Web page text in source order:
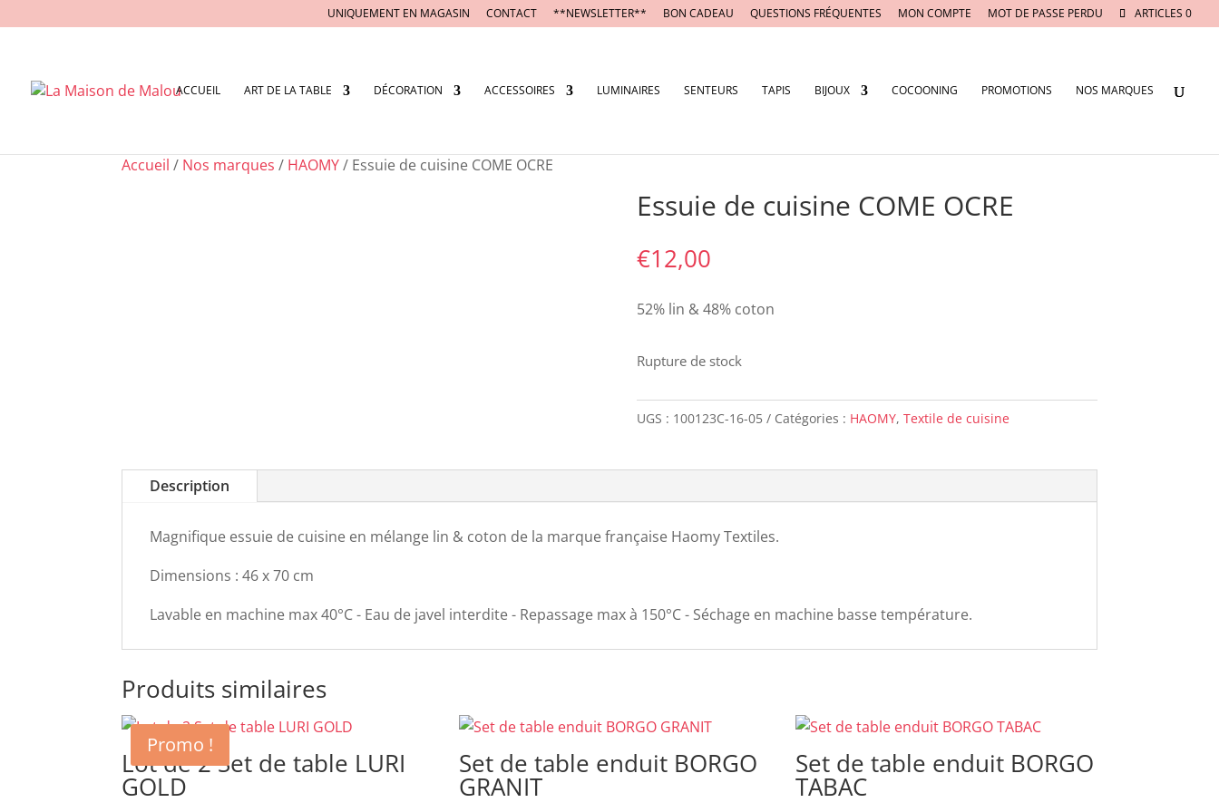
UNIQUEMENT EN MAGASIN CONTACT **NEWSLETTER** BON CADEAU QUESTIONS FRÉQUENTES MON COMPTE MOT DE PASSE PERDU ARTICLES 0
ACCUEIL ART DE LA TABLE DÉCORATION ACCESSOIRES LUMINAIRES SENTEURS TAPIS BIJOUX COCOONING PROMOTIONS NOS MARQUES
Accueil / Nos marques / HAOMY/ Essuie de cuisine COME OCRE
Essuie de cuisine COME OCRE
€12,00
52% lin & 48% coton
Rupture de stock
UGS : 100123C-16-05 Catégories : HAOMY, Textile de cuisine
Description
Magnifique essuie de cuisine en mélange lin & coton de la marque française Haomy Textiles.
Dimensions : 46 x 70 cm
Lavable en machine max 40°C - Eau de javel interdite - Repassage max à 150°C - Séchage en machine basse température.
Produits similaires
Promo !
Lot de 2 Set de table LURI
GOLD
Set de table enduit BORGO
GRANIT
Set de table enduit BORGO
TABAC